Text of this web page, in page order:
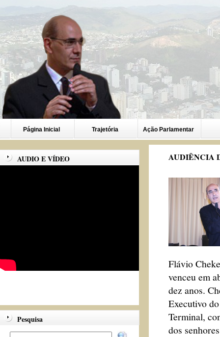
Página Inicial Trajetória Ação Parlamentar
AUDIO E VÍDEO
Pesquisa
AUDIÊNCIA
Flávio
venceu em
dez anos.
Executivo
Terminal,
dos